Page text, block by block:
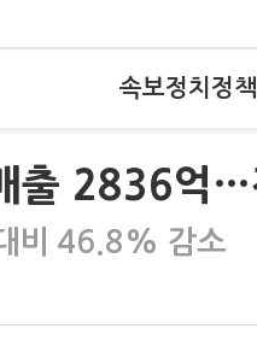
속보정치 정책
출 2836억
비 46.8% 감소